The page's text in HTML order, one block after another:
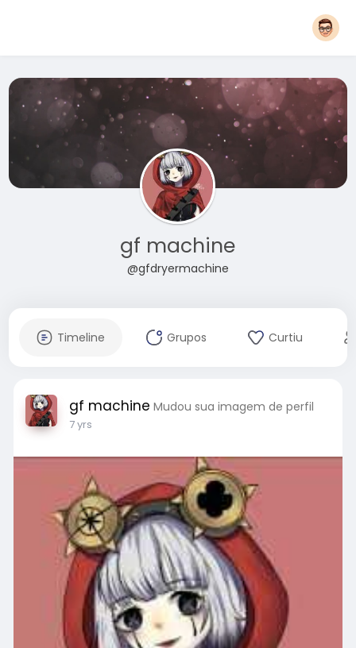
gf machine
@gfdryermachine
Timeline Grupos Curtiu
gf machine Mudou sua imagem de perfil
7 yrs